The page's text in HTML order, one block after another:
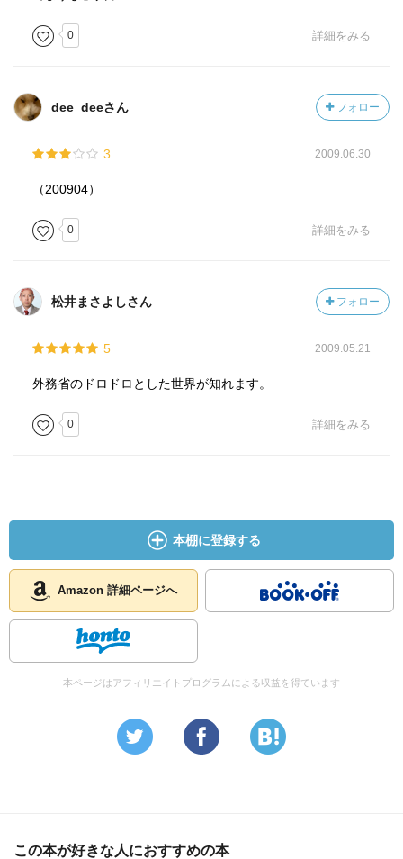
0 詳細をみる
dee_deeさん フォロー
3 2009.06.30
（200904）
0 詳細をみる
松井まさよしさん フォロー
5 2009.05.21
外務省のドロドロとした世界が知れます。
0 詳細をみる
本棚に登録する
Amazon 詳細ページへ
本ページはアフィリエイトプログラムによる収益を得ています
この本が好きな人におすすめの本